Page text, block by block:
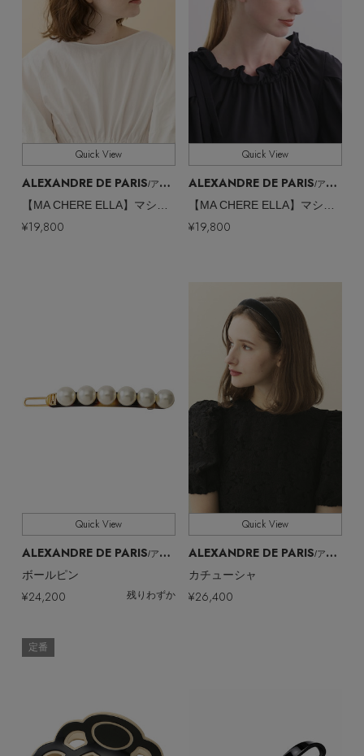
Quick View
ALEXANDRE DE PARIS/アレクサンドル ドゥ パリ
¥19,800
Quick View
ALEXANDRE DE PARIS/アレクサンドル ドゥ パリ
¥19,800
Quick View
ALEXANDRE DE PARIS/アレクサンドル ドゥ パリ
ボールピン
¥24,200 残りわずか
Quick View
ALEXANDRE DE PARIS/アレクサンドル ドゥ パリ
カチューシャ
¥26,400
定番